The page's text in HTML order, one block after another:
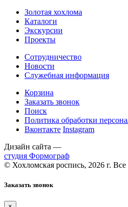
Золотая хохлома
Каталоги
Экскурсии
Проекты
Сотрудничество
Новости
Служебная информация
Корзина
Заказать звонок
Поиск
Политика обработки
Вконтакте Instagram
Дизайн сайта —
студия Формограф
© Хохломская роспись, 2026 г.
Заказать звонок